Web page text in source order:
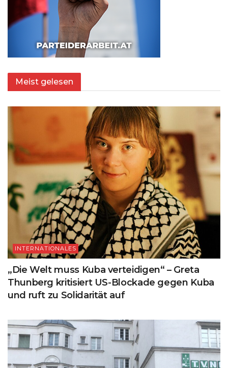
Meist gelesen
INTERNATIONALES
„Die Welt muss Kuba verteidigen“ – Greta
Thunberg kritisiert US-Blockade gegen Kuba
und ruft zu Solidarität auf